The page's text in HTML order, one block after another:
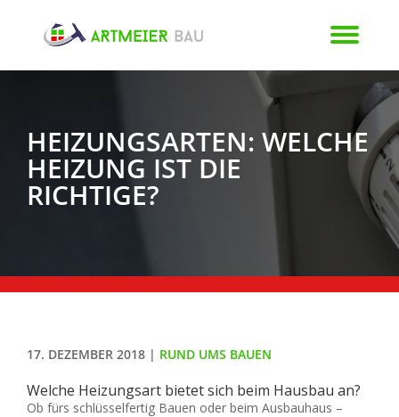
HEIZUNGSARTEN: WELCHE
HEIZUNG IST DIE
RICHTIGE?
17. DEZEMBER 2018 | RUND UMS BAUEN
Welche Heizungsart bietet sich beim Hausbau an?
Ob fürs schlüsselfertig Bauen oder beim Ausbauhaus –